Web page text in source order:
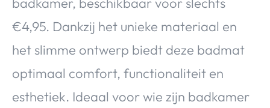
€4,95. Dankzij het unieke materiaal en
het slimme ontwerp biedt deze badmat
optimaal comfort, functionaliteit en
esthetiek. Ideaal voor wie zijn badkamer